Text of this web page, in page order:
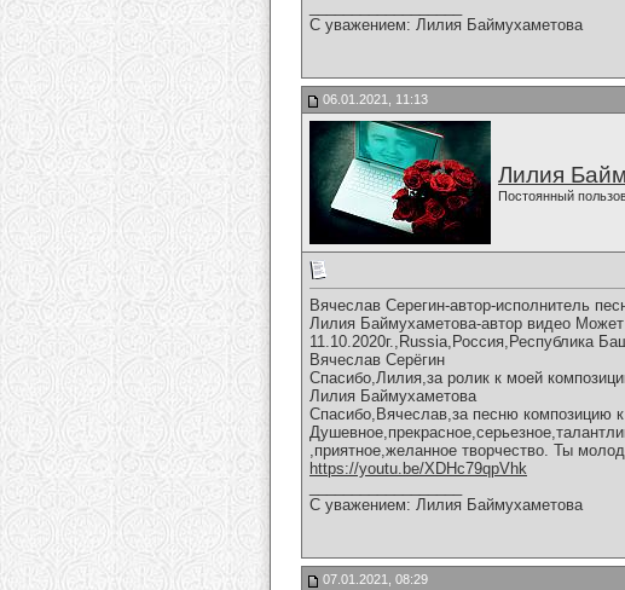
С уважением: Лилия Баймухаметова
06.01.2021, 11:13
Лилия
Постоянный
Вячеслав Серегин-автор-исполнитель
Лилия Баймухаметова-автор видео
11.10.2020г.,Russia,Россия,Республика
Вячеслав Серёгин
Спасибо,Лилия,за ролик к моей
Лилия Баймухаметова
Спасибо,Вячеслав,за песню композицию
,приятное,желанное творчество. Ты
https://youtu.be/XDHc79qpVhk
С уважением: Лилия Баймухаметова
07.01.2021, 08:29